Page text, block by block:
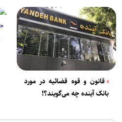
قانون و قوه قضائیه در مورد
بانک آينده چه می‌گویند؟!